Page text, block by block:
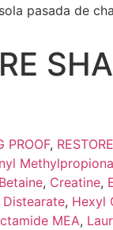
pasada de
PROOF, RESTORE
, Creatine,
, Hexyl
MEA,